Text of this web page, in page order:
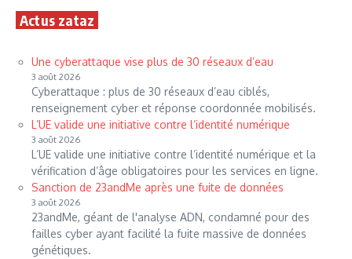
Actus zataz
Une cyberattaque vise plus de 30 réseaux d’eau
3 août 2026
Cyberattaque : plus de 30 réseaux d’eau ciblés,
renseignement cyber et réponse coordonnée mobilisés.
L’UE valide une initiative contre l’identité numérique
3 août 2026
L’UE valide une initiative contre l’identité numérique et la
vérification d’âge obligatoires pour les services en ligne.
Sanction de 23andMe après une fuite de données
3 août 2026
23andMe, géant de l'analyse ADN, condamné pour des
failles cyber ayant facilité la fuite massive de données
génétiques.